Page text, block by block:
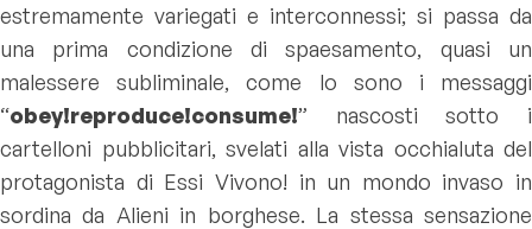
estremamente variegati e interconnessi; si passa da
una prima condizione di spaesamento, quasi un
malessere subliminale, come lo sono i messaggi
“obey!reproduce!consume!” nascosti sotto i
cartelloni pubblicitari, svelati alla vista occhialuta del
protagonista di Essi Vivono! in un mondo invaso in
sordina da Alieni in borghese. La stessa sensazione